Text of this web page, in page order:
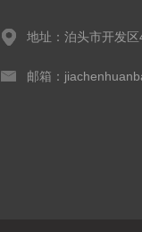
地址：泊头市开发区
邮箱：